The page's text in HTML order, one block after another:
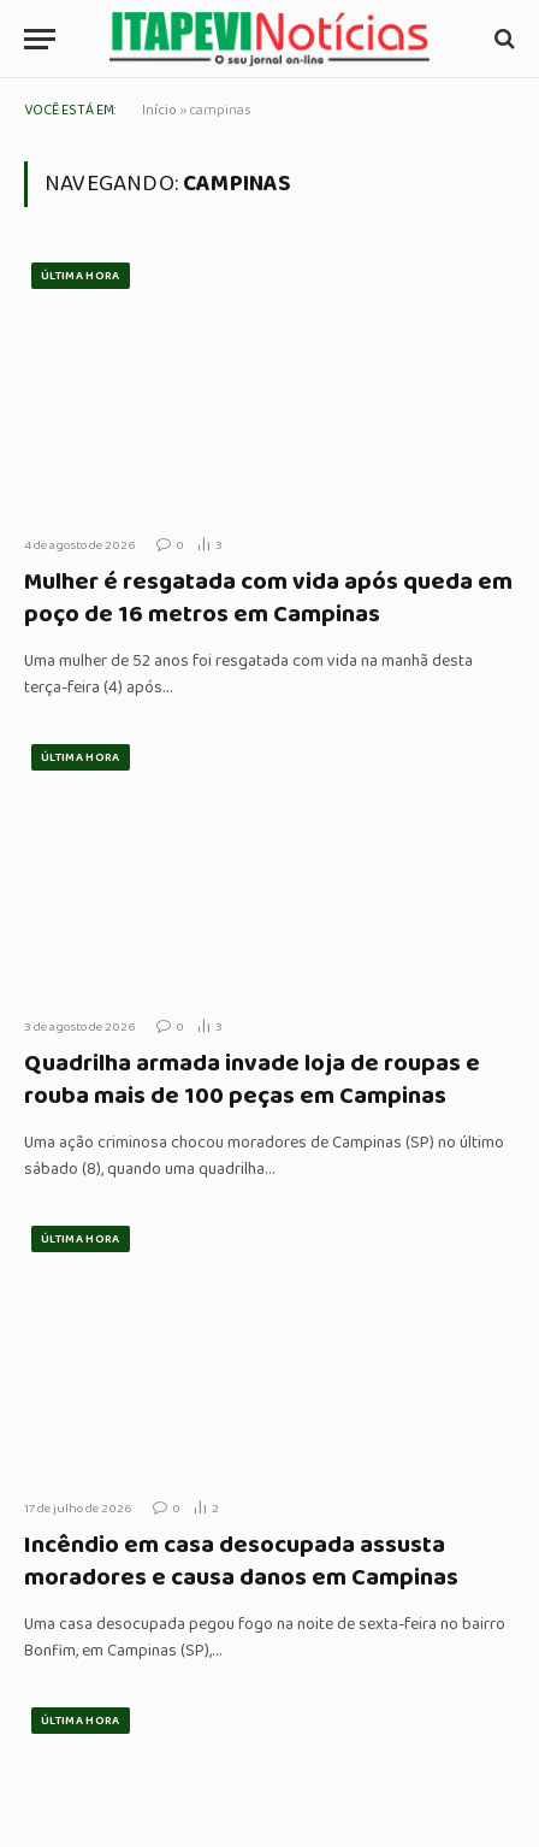
VOCÊ ESTÁ EM: Início »campinas
NAVEGANDO:CAMPINAS
ÚLTIMA HORA
4 de agosto de 2026 0 3
Mulher é resgatada com vida após queda em
poço de 16 metros em Campinas
Uma mulher de 52 anos foi resgatada com vida na manhã desta
terça-feira (4) após…
ÚLTIMA HORA
3 de agosto de 2026 0 3
Quadrilha armada invade loja de roupas e
rouba mais de 100 peças em Campinas
Uma ação criminosa chocou moradores de Campinas (SP) no último
sábado (8), quando uma quadrilha…
ÚLTIMA HORA
17 de julho de 2026 0 2
Incêndio em casa desocupada assusta
moradores e causa danos em Campinas
Uma casa desocupada pegou fogo na noite de sexta-feira no bairro
Bonfim, em Campinas (SP),…
ÚLTIMA HORA